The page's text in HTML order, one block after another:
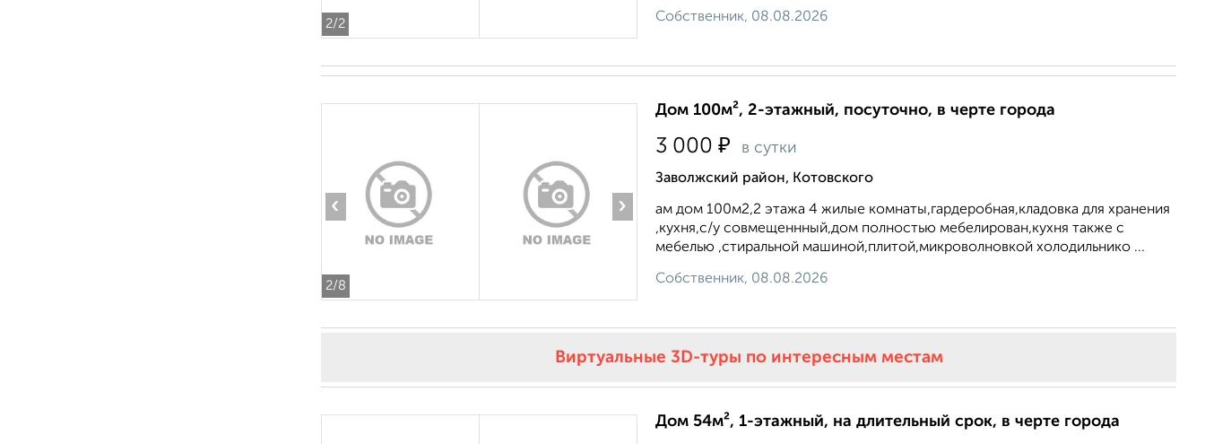
2/2 Собственник, 08.08.2026
2/8
‹ ›
Дом 100м², 2-этажный, посуточно, в черте города
3 000 ₽ в сутки
Заволжский район, Котовского
ам дом 100м2,2 этажа 4 жилые комнаты,гардеробная,кладовка для хранения
,кухня,с/у совмещеннный,дом полностью мебелирован,кухня также с
мебелью ,стиральной машиной,плитой,микроволновкой холодильнико ...
Собственник, 08.08.2026
Виртуальные 3D-туры по интересным местам
Дом 54м², 1-этажный, на длительный срок, в черте города